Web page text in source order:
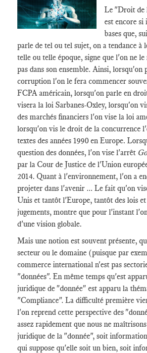
Le "Droit de
est encore si
bases que,
parle de tel ou tel sujet, on a tendance à
telle ou telle époque, signe que l'on ne
pas dans son ensemble. Ainsi, lorsqu'on
corruption l'on le fera commencer
FCPA américain, lorsqu'on parle en
visera la loi Sarbanes-Oxley, lorsqu'on
des marchés financiers l'on vise la loi
lorsqu'on vis le droit de la concurrence
textes des années 1990 en Europe.
question des données, l'on vise l'arrêt
par la Cour de Justice de l'Union
2014. Quant à l'environnement, l'on a
projeter dans l'avenir ... Le fait qu'on
Unis et tantôt l'Europe, tantôt des lois
jugements, montre que pour l'instant
d'une vision globale.
Mais une notion est souvent présente,
secteur ou le domaine (puisque par
commerce international n'est pas
"données". En même temps qu'est
juridique de "donnée" est apparu la
"Compliance". La difficulté première
l'on reprend cette perspective des
assez rapidement que nous ne
juridique de la "donnée", soit
qui suppose qu'elle soit un bien, soit